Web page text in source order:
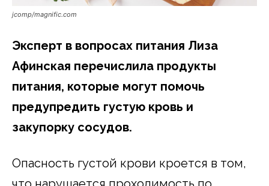
jcomp/magnific.com
Эксперт в вопросах питания Лиза
Афинская перечислила продукты
питания, которые могут помочь
предупредить густую кровь и
закупорку сосудов.
Опасность густой крови кроется в том,